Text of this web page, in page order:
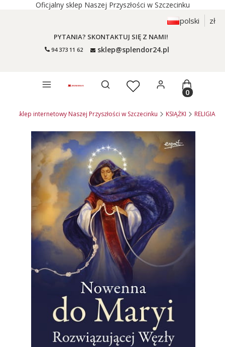
Oficjalny sklep Naszej Przyszłości w Szczecinku
polski zł
PYTANIA? SKONTAKTUJ SIĘ Z NAMI!
94 373 11 62 sklep@splendor24.pl
Otwórz wyszukiwarkęProdukty
- sklep internetowy Naszej Przyszłości w Szczecinku KSIĄŻKI RELIGIA